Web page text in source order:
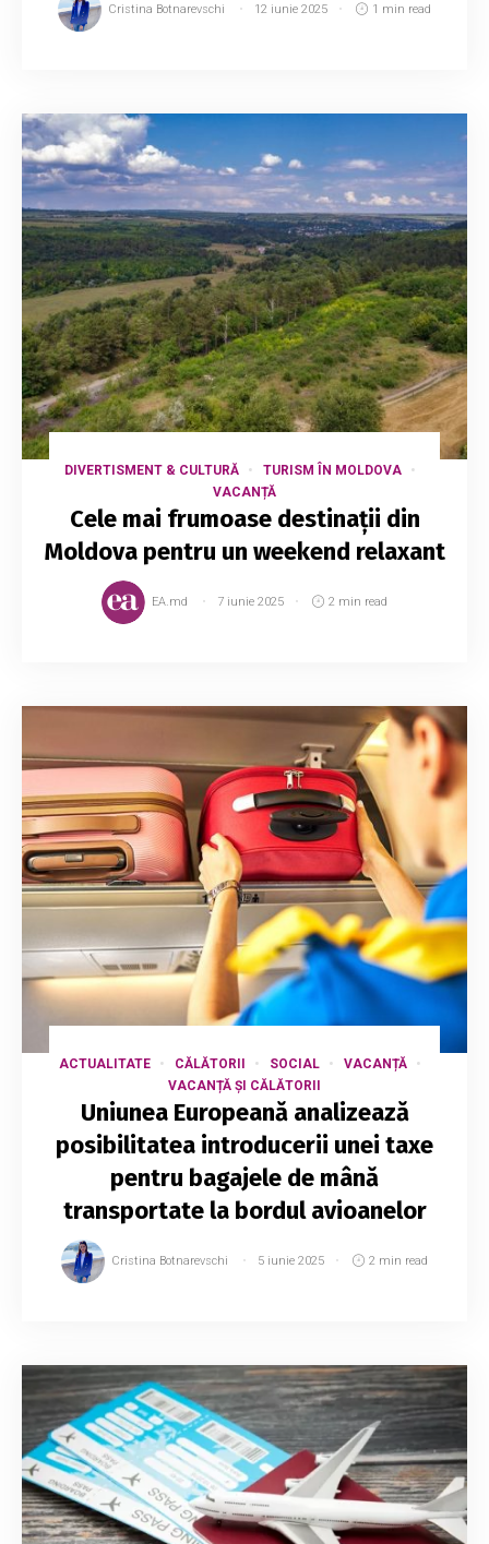
Cristina Botnarevschi 12 iunie 2025 1 min read
DIVERTISMENT & CULTURĂ
TURISM ÎN MOLDOVA
VACANȚĂ
Cele mai frumoase destinații din
Moldova pentru un weekend relaxant
EA.md 7 iunie 2025 2 min read
ACTUALITATE CĂLĂTORII SOCIAL
VACANȚĂ
VACANȚĂ ȘI CĂLĂTORII
Uniunea Europeană analizează
posibilitatea introducerii unei taxe
pentru bagajele de mână
transportate la bordul avioanelor
Cristina Botnarevschi 5 iunie 2025 2 min read